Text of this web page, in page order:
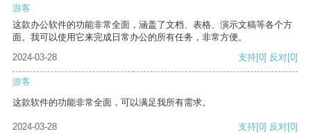
游客
这款办公软件的功能非常全面，涵盖了文档、表格、演示文稿等各个方
面。我可以使用它来完成日常办公的所有任务，非常方便。
2024-03-28
支持[0] 反对[0]
游客
这款软件的功能非常全面，可以满足我所有需求。
2024-03-28 支持[0] 反对[0]